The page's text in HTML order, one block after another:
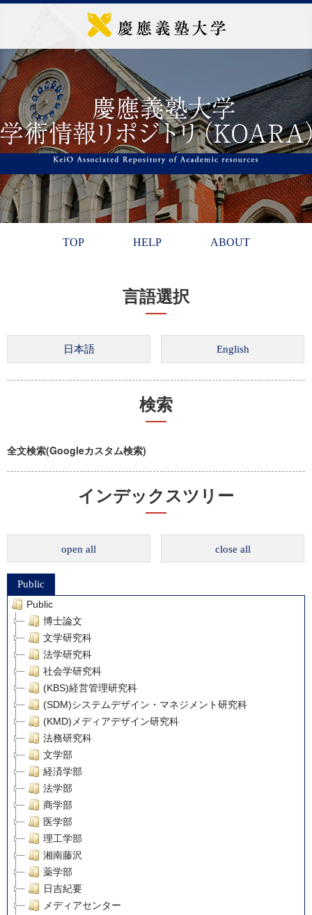
TOP HELP ABOUT
言語選択
検索
全文検索(Googleカスタム検索)
インデックスツリー
open all close all
Public
Public
博士論文
文学研究科
法学研究科
社会学研究科
(KBS)経営管理研究科
(SDM)システムデザイン・マネジメント研究科
(KMD)メディアデザイン研究科
法務研究科
文学部
経済学部
法学部
商学部
医学部
理工学部
湘南藤沢
薬学部
日吉紀要
メディアセンター